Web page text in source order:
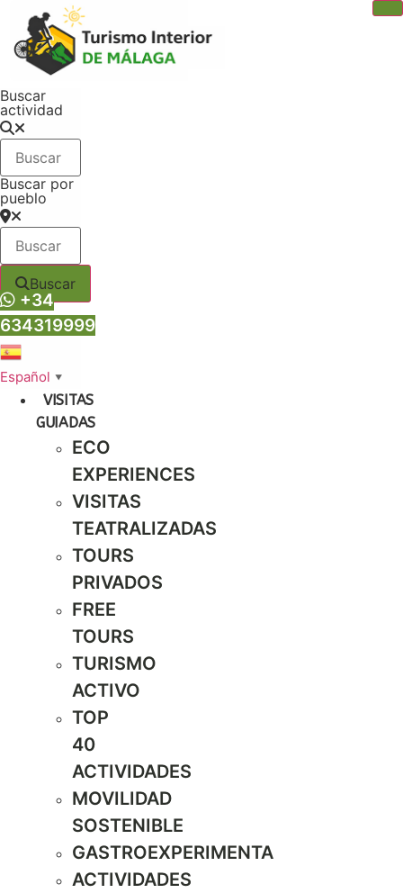
contenido
Buscar
actividad
Buscar por
pueblo
Buscar
+34
634319999
Español ▼
VISITAS
GUIADAS
ECO
EXPERIENCES
VISITAS
TEATRALIZADAS
TOURS
PRIVADOS
FREE
TOURS
TURISMO
ACTIVO
TOP
40
ACTIVIDADES
MOVILIDAD
SOSTENIBLE
GASTROEXPERIMENTA
ACTIVIDADES